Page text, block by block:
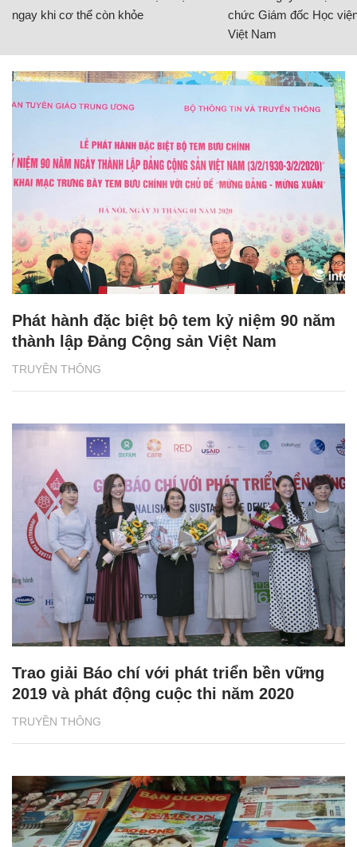
ngay khi cơ thể còn khỏe
chức Giám đốc Học
Việt Nam
TRUYỀN THÔNG
Phát hành đặc biệt bộ tem kỷ niệm 90 năm
thành lập Đảng Cộng sản Việt Nam
TRUYỀN THÔNG
Trao giải Báo chí với phát triển bền vững
2019 và phát động cuộc thi năm 2020